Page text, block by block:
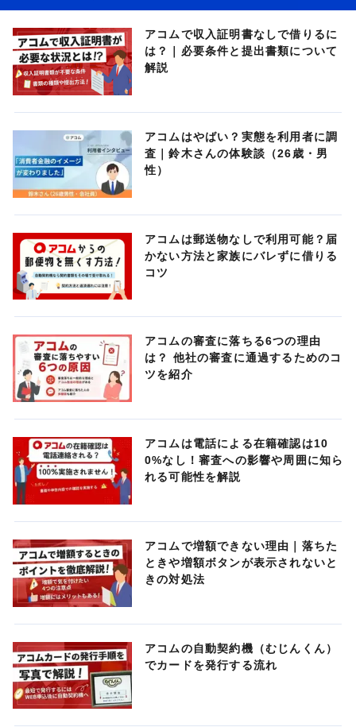
アコムで収入証明書なしで借りるに
は？｜必要条件と提出書類について
解説
アコムはやばい？実態を利用者に調
査｜鈴木さんの体験談（26歳・男
性）
アコムは郵送物なしで利用可能？届
かない方法と家族にバレずに借りる
コツ
アコムの審査に落ちる6つの理由
は？ 他社の審査に通過するためのコ
ツを紹介
アコムは電話による在籍確認は10
0%なし！審査への影響や周囲に知ら
れる可能性を解説
アコムで増額できない理由｜落ちた
ときや増額ボタンが表示されないと
きの対処法
アコムの自動契約機（むじんくん）
でカードを発行する流れ